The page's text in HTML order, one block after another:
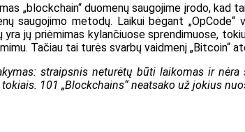
„blockchain“ duomenų saugojime įrodo,
saugojimo metodų. Laikui bėgant
yra jų priėmimas kylančiuose sprendimuose,
Tačiau tai turės svarbų vaidmenį „Bitcoin“
straipsnis neturėtų būti laikomas ir
101 „Blockchains“ neatsako už jokius